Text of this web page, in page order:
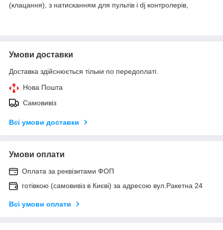
(клацання), з натисканням для пультів і dj контролерів,
Умови доставки
Доставка здійснюється тільки по передоплаті.
Нова Пошта
Самовивіз
Всі умови доставки
Умови оплати
Оплата за реквізитами ФОП
готівкою (самовивіз в Києві) за адресою вул.Ракетна 24
Всі умови оплати